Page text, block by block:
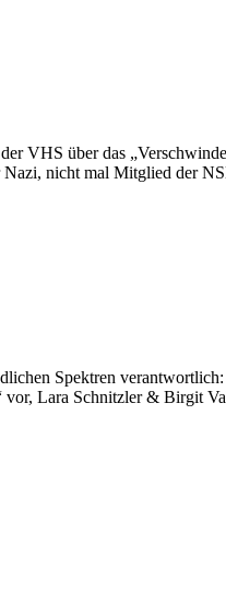
VHS über das
Nazi, nicht mal Mitglied der
Spektren
Lara Schnitzler & Birgit